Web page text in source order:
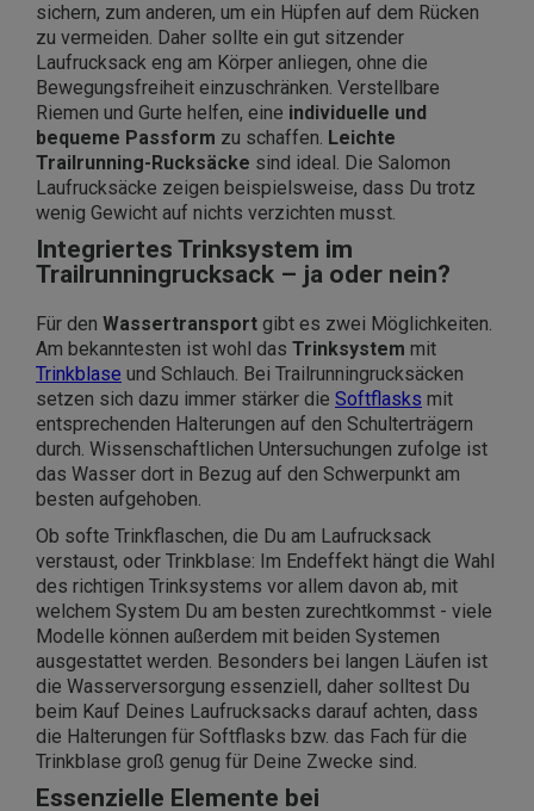
sichern, zum anderen, um ein Hüpfen auf dem Rücken
zu vermeiden. Daher sollte ein gut sitzender
Laufrucksack eng am Körper anliegen, ohne die
Bewegungsfreiheit einzuschränken. Verstellbare
Riemen und Gurte helfen, eine individuelle und
bequeme Passform zu schaffen. Leichte
Trailrunning-Rucksäcke sind ideal. Die Salomon
Laufrucksäcke zeigen beispielsweise, dass Du trotz
wenig Gewicht auf nichts verzichten musst.
Integriertes Trinksystem im
Trailrunningrucksack – ja oder nein?
Für den Wassertransport gibt es zwei Möglichkeiten.
Am bekanntesten ist wohl das Trinksystem mit
Trinkblase und Schlauch. Bei Trailrunningrucksäcken
setzen sich dazu immer stärker die Softflasks mit
entsprechenden Halterungen auf den Schulterträgern
durch. Wissenschaftlichen Untersuchungen zufolge ist
das Wasser dort in Bezug auf den Schwerpunkt am
besten aufgehoben.
Ob softe Trinkflaschen, die Du am Laufrucksack
verstaust, oder Trinkblase: Im Endeffekt hängt die Wahl
des richtigen Trinksystems vor allem davon ab, mit
welchem System Du am besten zurechtkommst - viele
Modelle können außerdem mit beiden Systemen
ausgestattet werden. Besonders bei langen Läufen ist
die Wasserversorgung essenziell, daher solltest Du
beim Kauf Deines Laufrucksacks darauf achten, dass
die Halterungen für Softflasks bzw. das Fach für die
Trinkblase groß genug für Deine Zwecke sind.
Essenzielle Elemente bei